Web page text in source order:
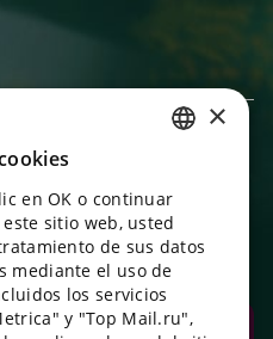
bonos por compras y
aplicación
ENGLISH
UKRAINIAN
PORTUGUESE
SPANISH
×
en OK o continuar
sitio web, usted
de sus datos
mediante el uso de
los servicios
y "Top Mail.ru",